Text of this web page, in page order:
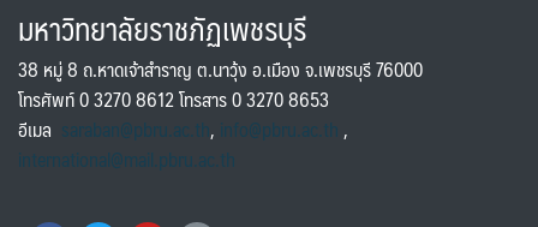
มหาวิทยาลัยราชภัฏเพชรบุรี
38 หมู่ 8 ถ.หาดเจ้าสำราญ ต.นาวุ้ง อ.เมือง จ.เพชรบุรี 76000
โทรศัพท์ 0 3270 8612 โทรสาร 0 3270 8653
อีเมล saraban@pbru.ac.th, info@pbru.ac.th,
international@mail.pbru.ac.th